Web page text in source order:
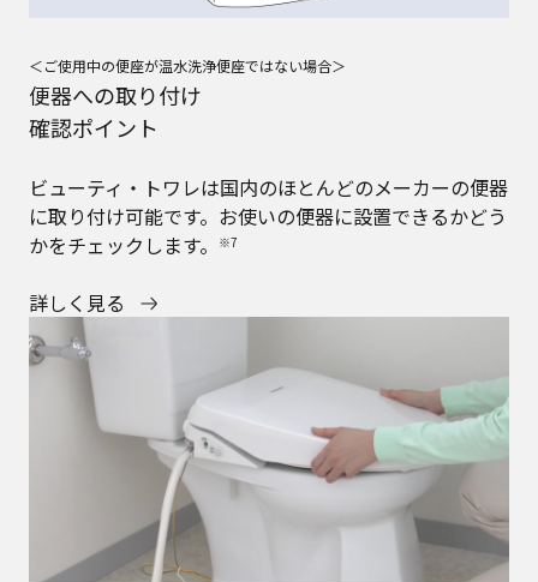
＜ご使用中の便座が温水洗浄便座ではない場合＞
便器への取り付け
確認ポイント
ビューティ・トワレは国内のほとんどのメーカーの便器
に取り付け可能です。お使いの便器に設置できるかどう
かをチェックします。
※7
詳しく見る